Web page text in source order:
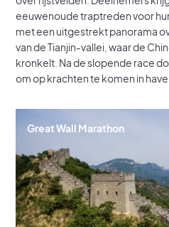
eeuwenoude traptreden voor
met een uitgestrekt panorama
van de Tianjin-vallei, waar de
kronkelt. Na de slopende race
om op krachten te komen in
Great Wall Marathon